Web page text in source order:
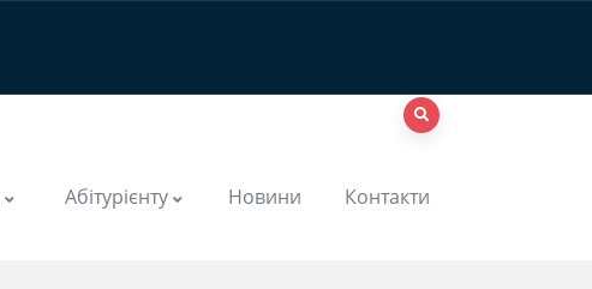
Абітурієнту Новини Контакти